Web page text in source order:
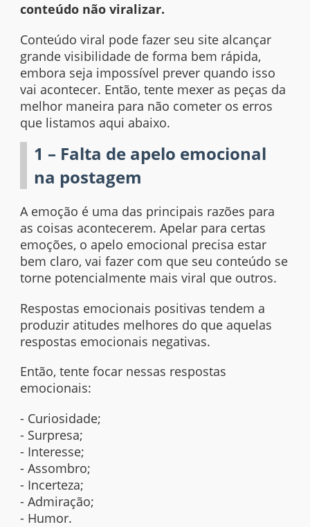
conteúdo não viralizar.
Conteúdo viral pode fazer seu site alcançar
grande visibilidade de forma bem rápida,
embora seja impossível prever quando isso
vai acontecer. Então, tente mexer as peças da
melhor maneira para não cometer os erros
que listamos aqui abaixo.
1 – Falta de apelo emocional
na postagem
A emoção é uma das principais razões para
as coisas acontecerem. Apelar para certas
emoções, o apelo emocional precisa estar
bem claro, vai fazer com que seu conteúdo se
torne potencialmente mais viral que outros.
Respostas emocionais positivas tendem a
produzir atitudes melhores do que aquelas
respostas emocionais negativas.
Então, tente focar nessas respostas
emocionais:
- Curiosidade;
- Surpresa;
- Interesse;
- Assombro;
- Incerteza;
- Admiração;
- Humor.